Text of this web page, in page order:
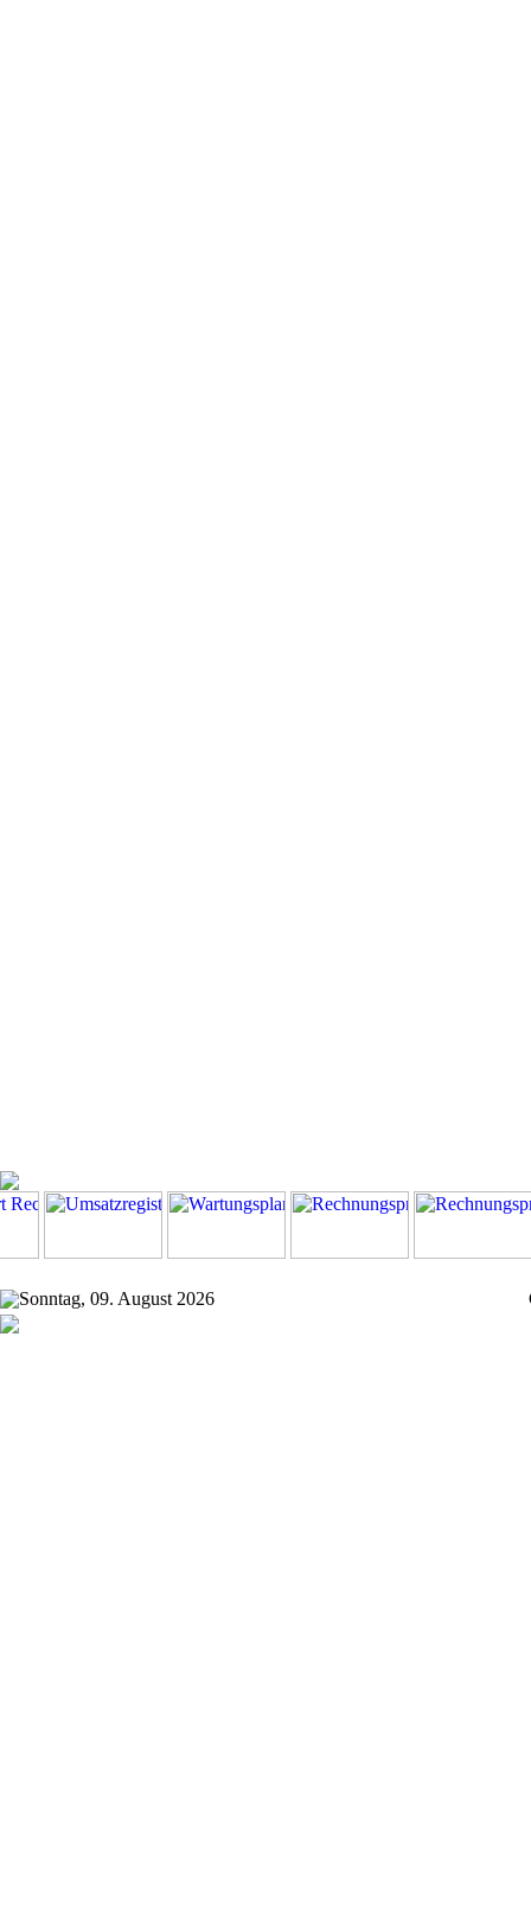
Sonntag, 09. August 2026